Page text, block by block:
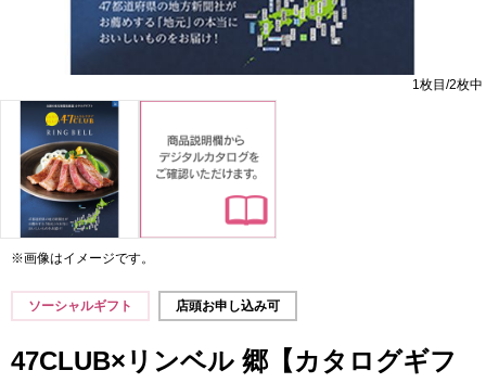
1枚目/2枚中
※画像はイメージです。
ソーシャルギフト 店頭お申し込み可
47CLUB×リンベル 郷【カタログギフ